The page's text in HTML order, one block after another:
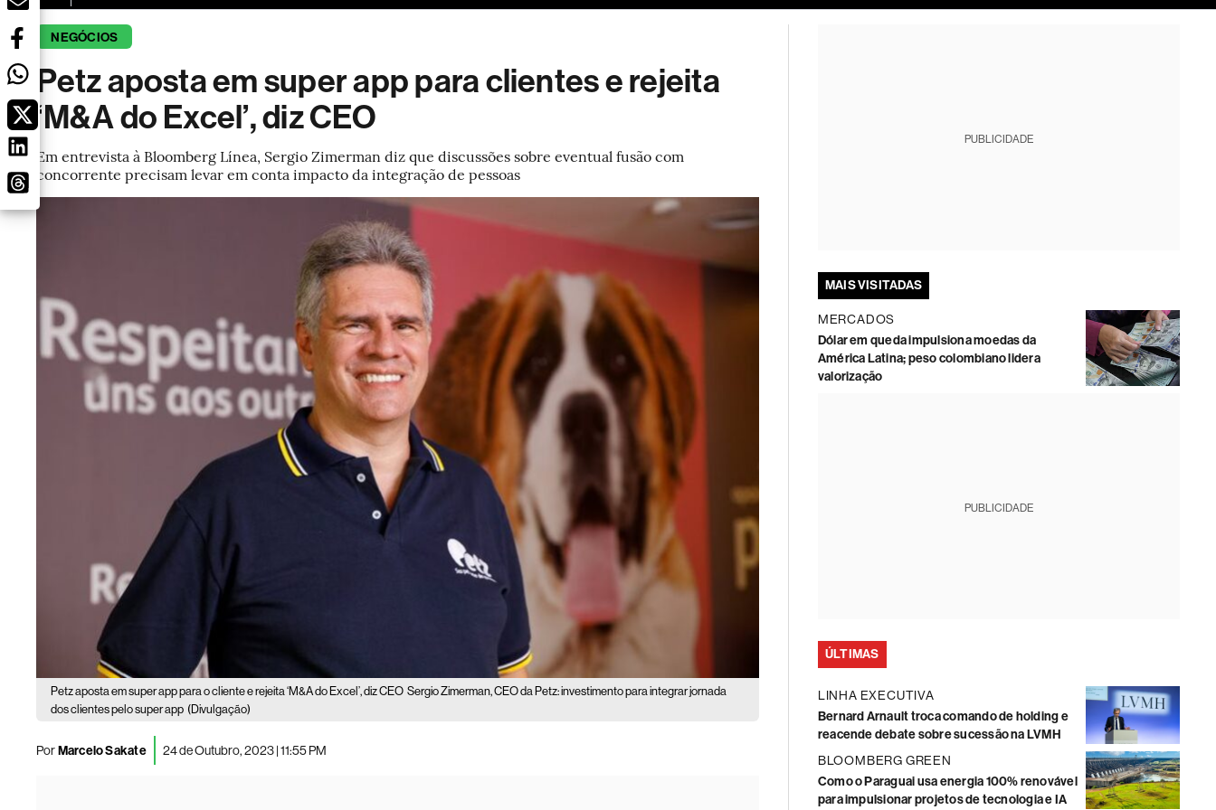
NEGÓCIOS
Petz aposta em super app para clientes e rejeita
‘M&A do Excel’, diz CEO
Em entrevista à Bloomberg Línea, Sergio Zimerman diz que discussões sobre eventual fusão com
concorrente precisam levar em conta impacto da integração de pessoas
Petz aposta em super app para o cliente e rejeita ‘M&A do Excel’, diz CEO Sergio Zimerman, CEO da Petz: investimento para integrar jornada
dos clientes pelo super app (Divulgação)
PorMarcelo Sakate 24 de Outubro, 2023 | 11:55 PM
PUBLICIDADE
MAIS VISITADAS
MERCADOS
Dólar em queda impulsiona moedas da
América Latina; peso colombiano lidera
valorização
PUBLICIDADE
ÚLTIMAS
LINHA EXECUTIVA
Bernard Arnault troca comando de holding e
reacende debate sobre sucessão na LVMH
BLOOMBERG GREEN
Como o Paraguai usa energia 100% renovável
para impulsionar projetos de tecnologia e IA